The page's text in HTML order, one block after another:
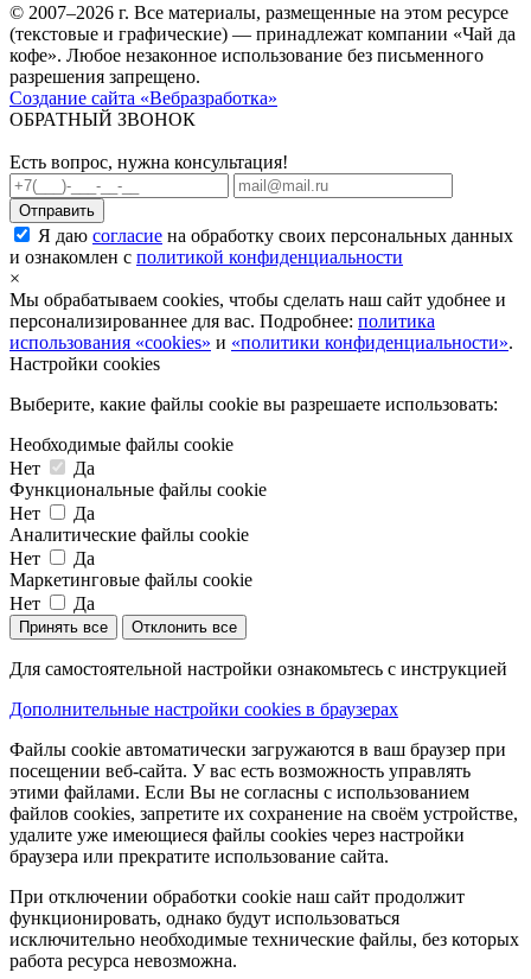
© 2007–2026 г. Все материалы, размещенные на этом ресурсе
(текстовые и графические) — принадлежат компании «Чай да
кофе». Любое незаконное использование без письменного
разрешения запрещено.
Создание сайта «Вебразработка»
ОБРАТНЫЙ ЗВОНОК
Есть вопрос, нужна консультация!
Я даю согласие на обработку своих персональных данных
и ознакомлен с политикой конфиденциальности
×
Мы обрабатываем cookies, чтобы сделать наш сайт удобнее и
персонализированнее для вас. Подробнее: политика
использования «cookies» и «политики конфиденциальности».
Настройки cookies
Выберите, какие файлы cookie вы разрешаете использовать:
Необходимые файлы cookie
Нет
Да
Функциональные файлы cookie
Нет
Да
Аналитические файлы cookie
Нет
Да
Маркетинговые файлы cookie
Нет
Да
Принять все Отклонить все
Для самостоятельной настройки ознакомьтесь с инструкцией
Дополнительные настройки cookies в браузерах
Файлы cookie автоматически загружаются в ваш браузер при
посещении веб-сайта. У вас есть возможность управлять
этими файлами. Если Вы не согласны с использованием
файлов cookies, запретите их сохранение на своём устройстве,
удалите уже имеющиеся файлы cookies через настройки
браузера или прекратите использование сайта.
При отключении обработки cookie наш сайт продолжит
функционировать, однако будут использоваться
исключительно необходимые технические файлы, без которых
работа ресурса невозможна.